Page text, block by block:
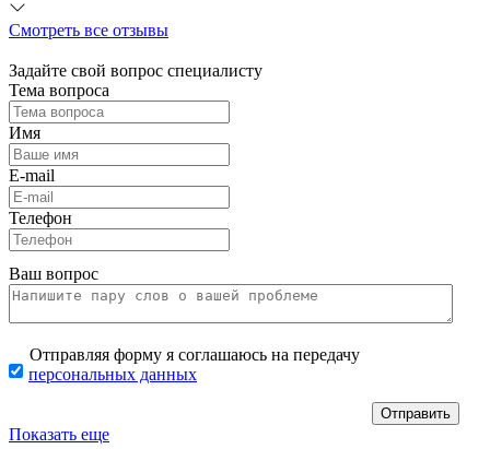
Смотреть все отзывы
Задайте свой вопрос специалисту
Тема вопроса
Имя
E-mail
Телефон
Ваш вопрос
Отправляя форму я соглашаюсь на передачу
персональных данных
Показать еще